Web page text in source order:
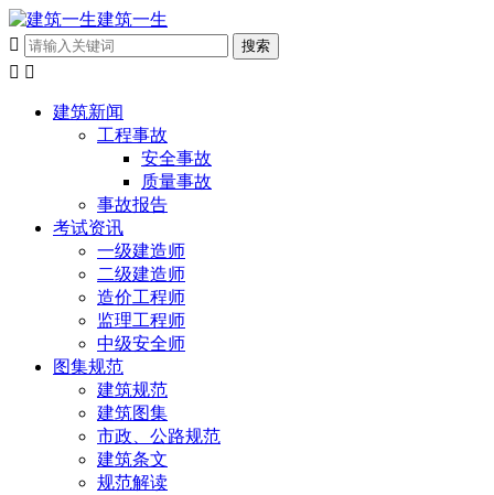
建筑一生

 
建筑新闻
工程事故
安全事故
质量事故
事故报告
考试资讯
一级建造师
二级建造师
造价工程师
监理工程师
中级安全师
图集规范
建筑规范
建筑图集
市政、公路规范
建筑条文
规范解读